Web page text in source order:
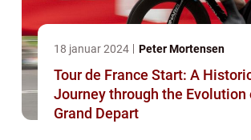
18 januar 2024 Peter Mortensen
Tour de France Start: A
Journey through the Evolution
Grand Depart